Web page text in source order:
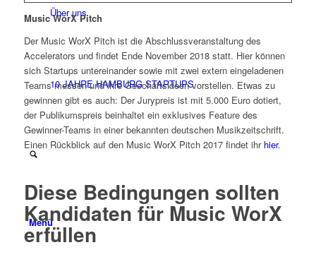
Über uns
10 JAHRE HAMBURG STARTUPS
Menü
Music WorX Pitch
Der Music WorX Pitch ist die Abschlussveranstaltung des
Accelerators und findet Ende November 2018 statt. Hier können
sich Startups untereinander sowie mit zwei extern eingeladenen
Teams messen und ihre Geschäftsideen vorstellen. Etwas zu
gewinnen gibt es auch: Der Jurypreis ist mit 5.000 Euro dotiert,
der Publikumspreis beinhaltet ein exklusives Feature des
Gewinner-Teams in einer bekannten deutschen Musikzeitschrift.
Einen Rückblick auf den Music WorX Pitch 2017 findet ihr hier.
Diese Bedingungen sollten
Kandidaten für Music WorX
erfüllen